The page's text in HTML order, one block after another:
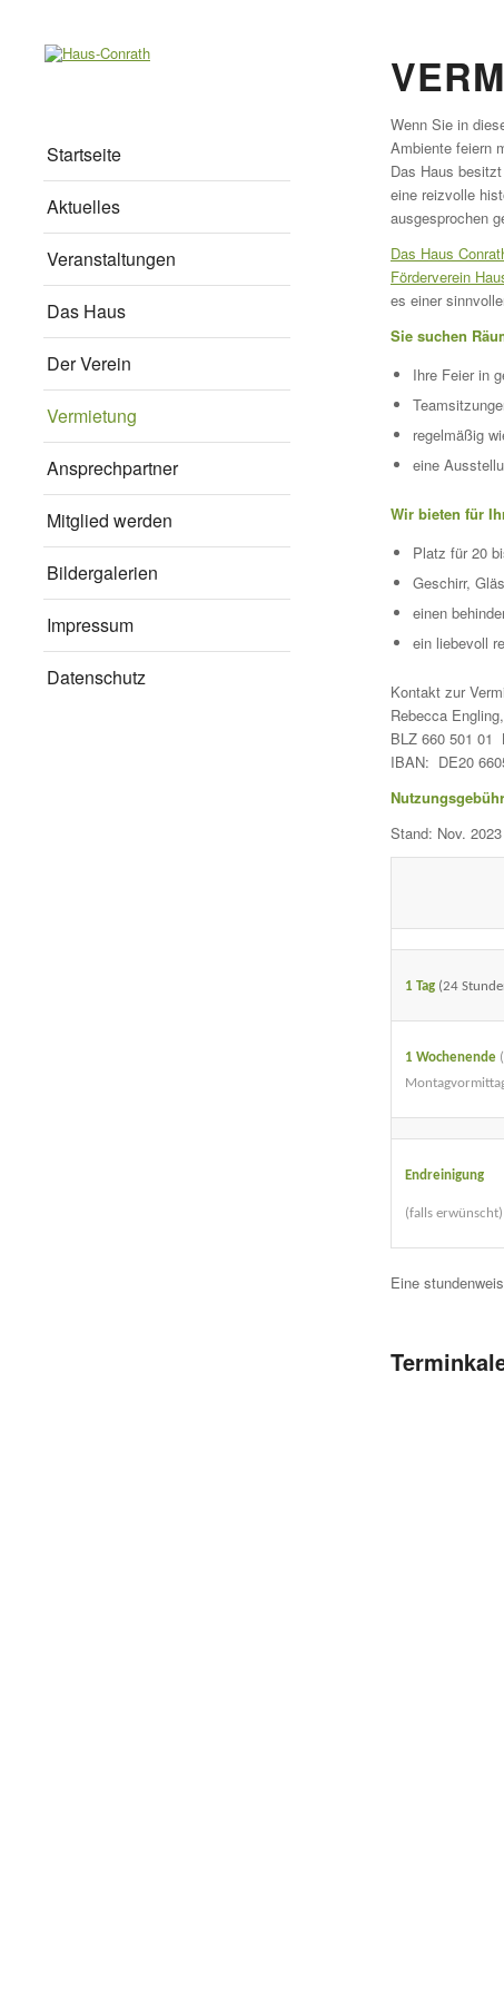
Startseite
Aktuelles
Veranstaltungen
Das Haus
Der Verein
Vermietung
Ansprechpartner
Mitglied werden
Bildergalerien
Impressum
Datenschutz
Wenn Sie in
Ambiente feiern
Das Haus
eine reizvolle
ausgesprochen
Das Haus
Förderverein
es einer
Sie suchen
Ihre Feier in
regelmäßig
eine
Wir bieten für
Platz für 20
Geschirr,
einen
ein liebevoll
Kontakt zur
Rebecca
BLZ 660 501 01
IBAN: DE20
Stand: Nov. 2023
1 Tag (24
1 Wochenende
Endreinigung
(falls erwünscht)
Eine